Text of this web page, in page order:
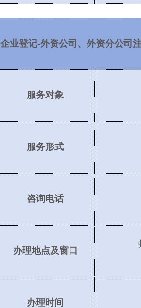
企业登记-外资公司、外资分公司
服务对象
服务形式
咨询电话
办理地点及窗口
办理时间